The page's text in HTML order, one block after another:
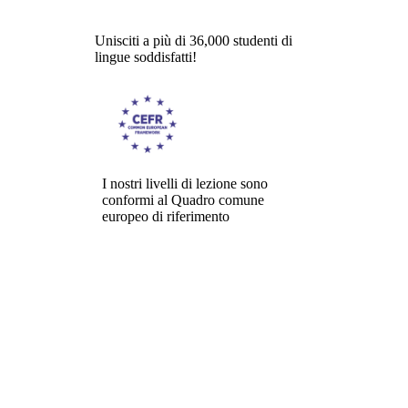
Unisciti a più di 36,000 studenti di
lingue soddisfatti!
I nostri livelli di lezione sono
conformi al Quadro comune
europeo di riferimento